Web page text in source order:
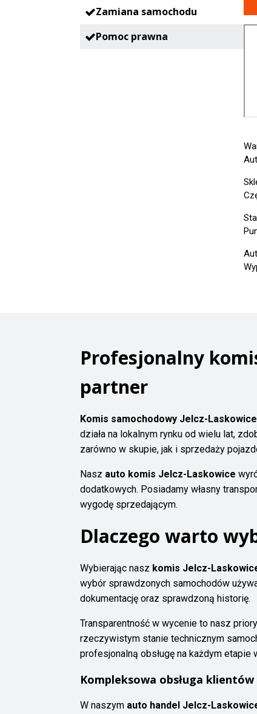
Zamiana samochodu
Pomoc prawna
Profesjonalny
partner
Komis samochodowy Jelcz-Laskowice
działa na lokalnym rynku od wielu lat,
zarówno w skupie, jak i sprzedaży
Nasz auto komis Jelcz-Laskowice
dodatkowych. Posiadamy własny
wygodę sprzedającym.
Dlaczego warto
Wybierając nasz komis Jelcz-
wybór sprawdzonych samochodów
dokumentację oraz sprawdzoną historię.
Transparentność w wycenie to nasz
rzeczywistym stanie technicznym
profesjonalną obsługę na każdym etapie
Kompleksowa obsługa klientów
W naszym auto handel Jelcz-